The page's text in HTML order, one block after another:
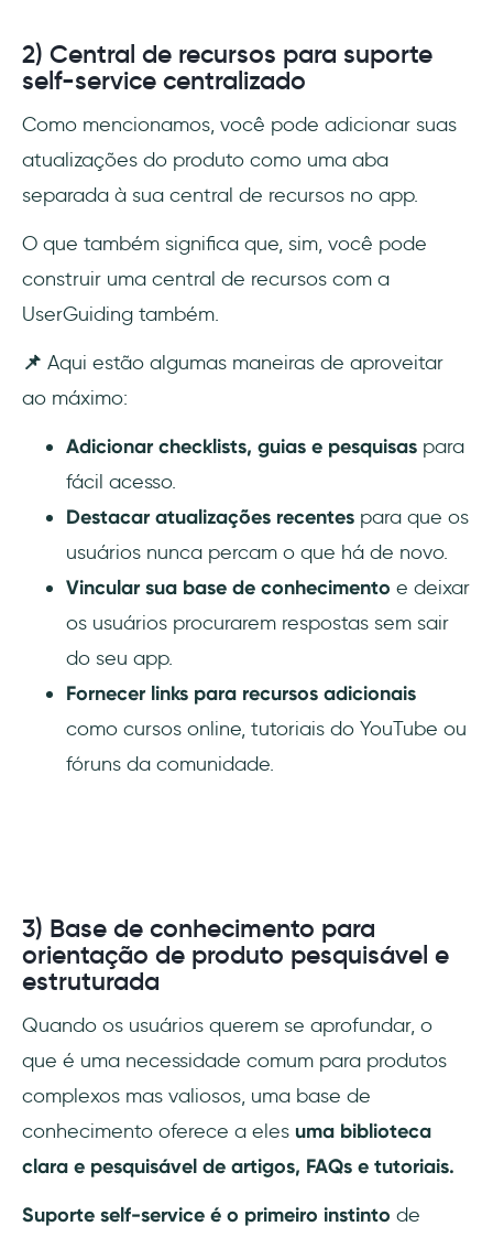
2) Central de recursos para suporte
self-service centralizado
Como mencionamos, você pode adicionar suas
atualizações do produto como uma aba
separada à sua central de recursos no app.
O que também significa que, sim, você pode
construir uma central de recursos com a
UserGuiding também.
📌 Aqui estão algumas maneiras de aproveitar
ao máximo:
Adicionar checklists, guias e pesquisas para
fácil acesso.
Destacar atualizações recentes para que os
usuários nunca percam o que há de novo.
Vincular sua base de conhecimento e deixar
os usuários procurarem respostas sem sair
do seu app.
Fornecer links para recursos adicionais
como cursos online, tutoriais do YouTube ou
fóruns da comunidade.
3) Base de conhecimento para
orientação de produto pesquisável e
estruturada
Quando os usuários querem se aprofundar, o
que é uma necessidade comum para produtos
complexos mas valiosos, uma base de
conhecimento oferece a eles uma biblioteca
clara e pesquisável de artigos, FAQs e tutoriais.
Suporte self-service é o primeiro instinto de